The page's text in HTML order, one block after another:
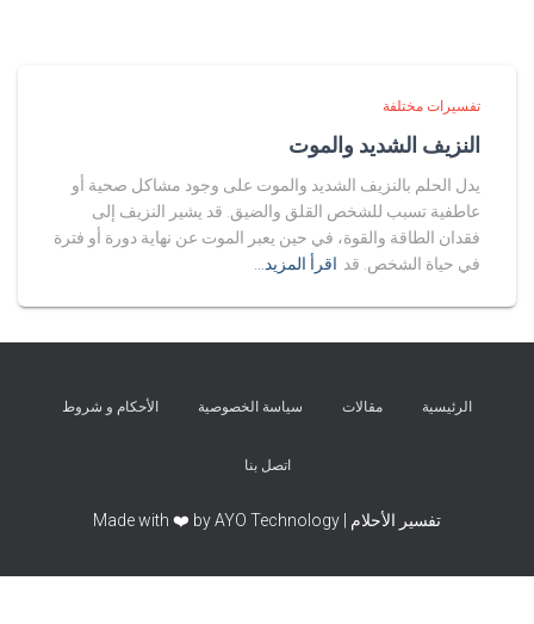
تفسيرات مختلفة
النزيف الشديد والموت
يدل الحلم بالنزيف الشديد والموت على وجود مشاكل صحية أو
عاطفية تسبب للشخص القلق والضيق. قد يشير النزيف إلى
فقدان الطاقة والقوة، في حين يعبر الموت عن نهاية دورة أو فترة
في حياة الشخص. قد اقرأ المزيد…
الرئيسية مقالات سياسة الخصوصية الأحكام و شروط
اتصل بنا
تفسير الأحلام | Made with ❤️ by AYO Technology